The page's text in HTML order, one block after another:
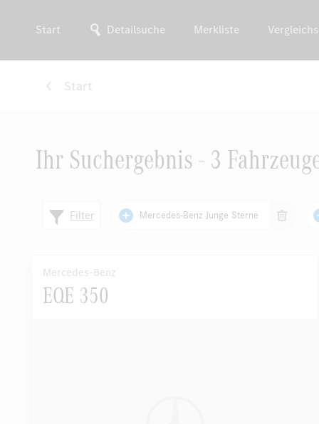
Start Detailsuche Merkliste
Start
Ihr Suchergebnis - 3
Filter Mercedes-Benz Junge Sterne
Mercedes-Benz
EQE 350